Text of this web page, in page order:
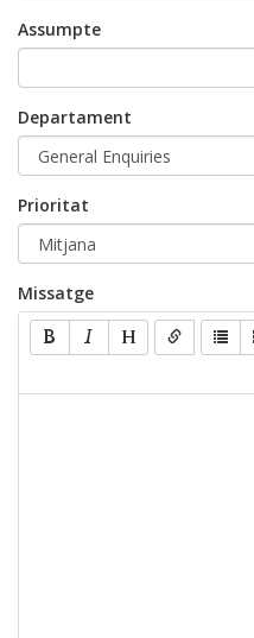
Assumpte
Departament
Prioritat
Missatge